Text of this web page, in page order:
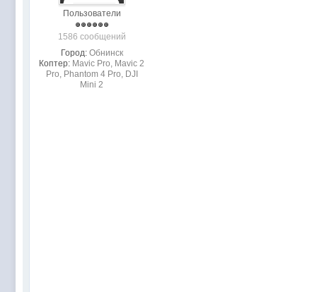
Пользователи
1586 сообщений
Город: Обнинск
Коптер: Mavic Pro, Mavic 2
Pro, Phantom 4 Pro, DJI
Mini 2